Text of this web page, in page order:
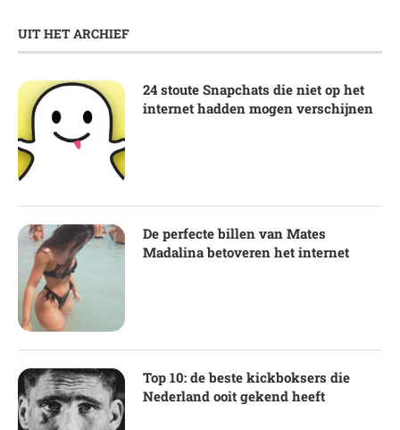
UIT HET ARCHIEF
24 stoute Snapchats die niet op het
internet hadden mogen verschijnen
De perfecte billen van Mates
Madalina betoveren het internet
Top 10: de beste kickboksers die
Nederland ooit gekend heeft